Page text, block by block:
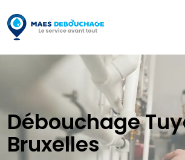
Débouchage
Bruxelles